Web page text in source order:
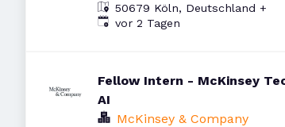
50679 Köln, Deutschland +
Veröffentlicht:
vor 2 Tagen
Fellow Intern - McKinsey
AI
McKinsey & Company